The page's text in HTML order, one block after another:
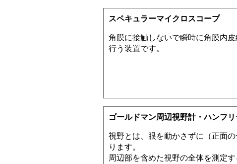
スペキュラーマイクロスコープ
角膜に接触しないで瞬時に角膜内
行う装置です。
ゴールドマン周辺視野計・ハンフ
視野とは、眼を動かさずに（正面
ります。
周辺部を含めた視野の全体を測定す